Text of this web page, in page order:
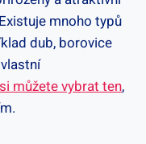
mnoho typů
dub, borovice
můžete vybrat ten,